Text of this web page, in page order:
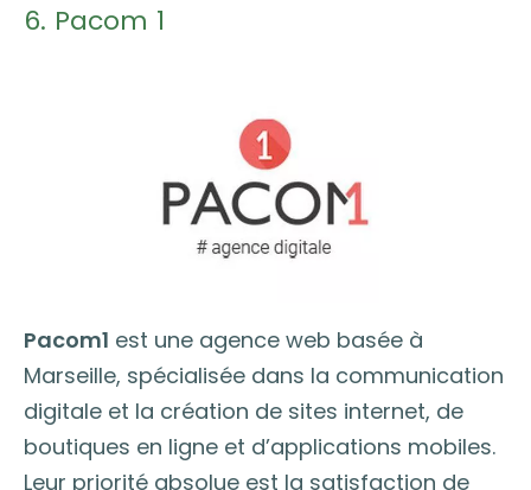
6. Pacom 1
Pacom1 est une agence web basée à
Marseille, spécialisée dans la communication
digitale et la création de sites internet, de
boutiques en ligne et d’applications mobiles.
Leur priorité absolue est la satisfaction de